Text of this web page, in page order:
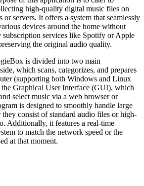
high-quality digital music files on
or servers. It offers a system that seamlessly
devices around the home without
services like Spotify or Apple
the original audio quality.
is divided into two main
which scans, categorizes, and prepares
(supporting both Windows and Linux
the Graphical User Interface (GUI), which
select music via a web browser or
is designed to smoothly handle large
consist of standard audio files or high-
Additionally, it features a real-time
to match the network speed or the
at that moment.